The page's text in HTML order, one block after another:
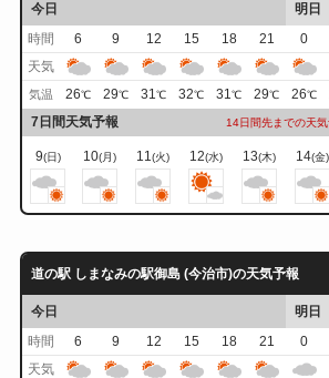
今日
明日
時間
6 9 12 15 18 21 0
天気
気温 26℃ 29℃ 31℃ 32℃ 31℃ 29℃ 26℃
7日間天気予報 14日間先までの天
9(日) 10(月) 11(火) 12(水) 13(木) 14(金)
道の駅 しまなみの駅御島 (今治市)の天気予報
今日
明日
時間
6 9 12 15 18 21 0
天気